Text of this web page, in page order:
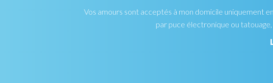
Vos amours sont acceptés à mon domicile uniquement
par puce électronique ou